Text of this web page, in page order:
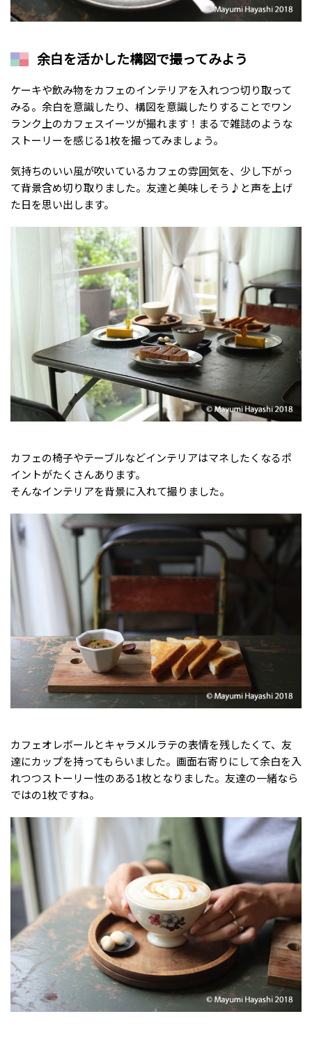
余白を活かした構図で撮ってみよう
ケーキや飲み物をカフェのインテリアを入れつつ切り取って
みる。余白を意識したり、構図を意識したりすることでワン
ランク上のカフェスイーツが撮れます！まるで雑誌のような
ストーリーを感じる1枚を撮ってみましょう。
気持ちのいい風が吹いているカフェの雰囲気を、少し下がっ
て背景含め切り取りました。友達と美味しそう♪と声を上げ
た日を思い出します。
カフェの椅子やテーブルなどインテリアはマネしたくなるポ
イントがたくさんあります。
そんなインテリアを背景に入れて撮りました。
カフェオレボールとキャラメルラテの表情を残したくて、友
達にカップを持ってもらいました。画面右寄りにして余白を入
れつつストーリー性のある1枚となりました。友達の一緒なら
ではの1枚ですね。